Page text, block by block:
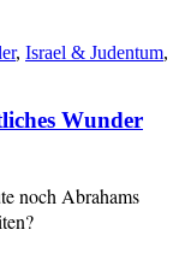
, Israel & Judentum,
Wunder
noch Abrahams